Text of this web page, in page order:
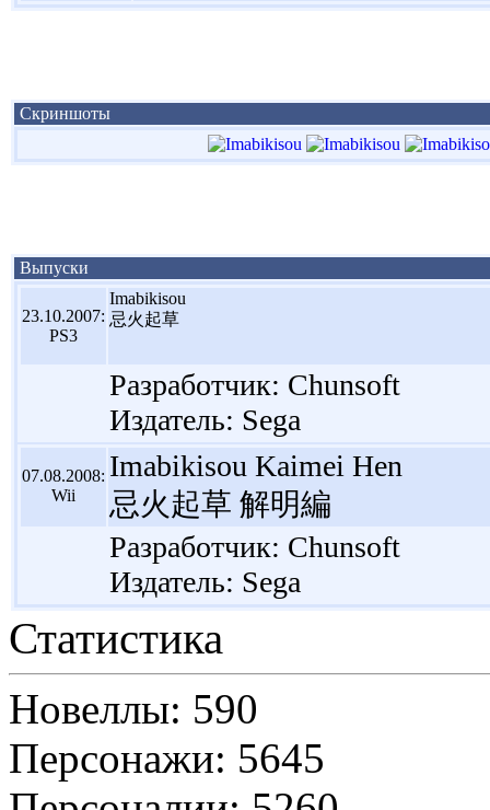
Скриншоты
Выпуски
23.10.2007:
PS3
Imabikisou
忌火起草
Разработчик: Chunsoft
Издатель: Sega
07.08.2008:
Wii
Imabikisou Kaimei Hen
忌火起草 解明編
Разработчик: Chunsoft
Издатель: Sega
Статистика
Новеллы: 590
Персонажи: 5645